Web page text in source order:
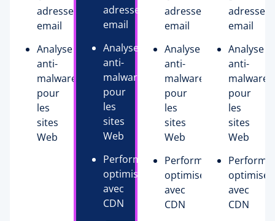
adresse
email
Analyse
anti-
malware
pour
les
sites
Web
adresses
email
Analyse
anti-
malware
pour
les
sites
Web
Performance
optimisée
avec
CDN
adresses
email
Analyse
anti-
malware
pour
les
sites
Web
Performance
optimisée
avec
CDN
adresses
email
Analyse
anti-
malware
pour
les
sites
Web
optimisée
avec
CDN